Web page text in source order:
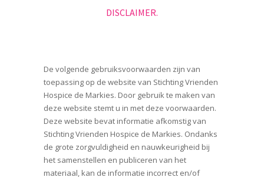
DISCLAIMER.
De volgende gebruiksvoorwaarden zijn van
toepassing op de website van Stichting Vrienden
Hospice de Markies. Door gebruik te maken van
deze website stemt u in met deze voorwaarden.
Deze website bevat informatie afkomstig van
Stichting Vrienden Hospice de Markies. Ondanks
de grote zorgvuldigheid en nauwkeurigheid bij
het samenstellen en publiceren van het
materiaal, kan de informatie incorrect en/of